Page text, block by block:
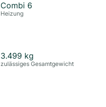
Combi 6
Heizung
3.499 kg
zulässiges Gesamtgewicht